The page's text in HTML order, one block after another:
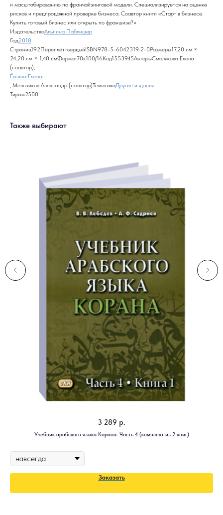
и масштабированию по франчайзинговой модели. Специализируется на оценке
рисков и предпродажной проверке бизнеса. Соавтор книги «Старт в бизнесе.
Купить готовый бизнес или открыть по франшизе?»
ИздательствоАльпина Паблишер
Год2018
Страниц192ПереплёттвердыйISBN978-5-6042319-2-0Размеры17,20 см ×
24,20 см × 1,40 смФормат70x100/16Код1553945АвторыСмолякова Елена
(соавтор),
Ёлгина Елена
, Мельников Александр (соавтор)ТематикаДругие издания
Тираж2500
Также выбирают
Учебник арабского языка Корана. Часть 4 (комплект из 2 книг)
3 289 р.
Заказать